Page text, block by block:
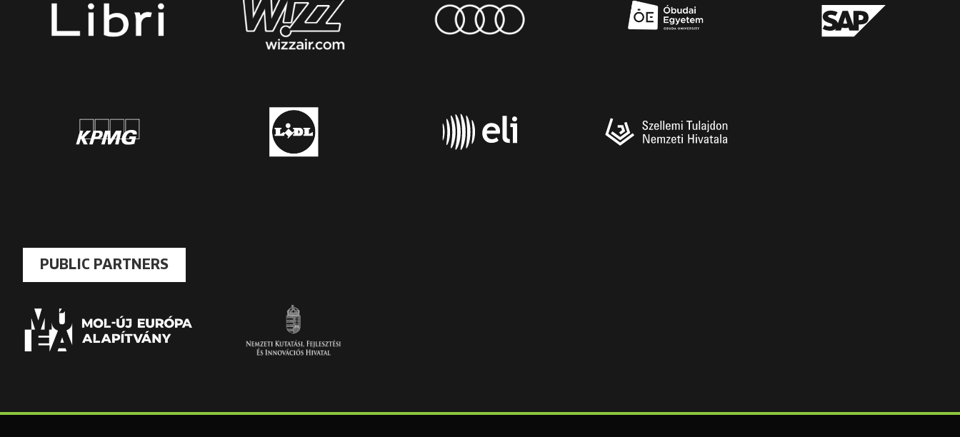
PUBLIC PARTNERS